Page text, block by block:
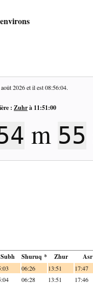
2026et il est08:56:05.
: Zuhrà 11:51:00
m 54
Subh Shuruq * Zhur Asr
06:26 13:51 17:47
06:28 13:51 17:46